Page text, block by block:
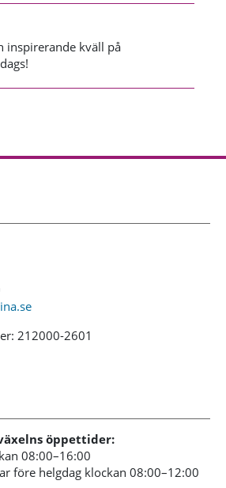
inspirerande kväll på
212000-2601
öppettider:
08:00–16:00
före helgdag klockan 08:00–12:00